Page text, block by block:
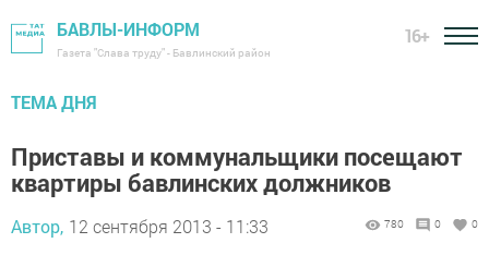
БАВЛЫ-ИНФОРМ
Газета "Слава труду" - Бавлинский район
16+
ТЕМА ДНЯ
Приставы и коммунальщики посещают
квартиры бавлинских должников
Автор, 12 сентября 2013 - 11:33 780 0 0